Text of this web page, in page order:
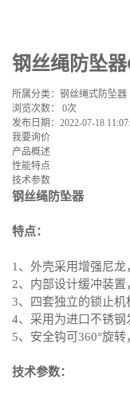
钢丝绳防坠器
所属分类： 钢丝绳式防坠器
浏览次数：
0次
发布日期： 2022-07-18
我要询价
产品概述
性能特点
技术参数
钢丝绳防坠器
特点：
1、外壳采用增强尼龙
2、内部设计缓冲装
3、四套独立的锁止机
4、采用为进口不锈钢
5、安全钩可360°旋转
技术参数：